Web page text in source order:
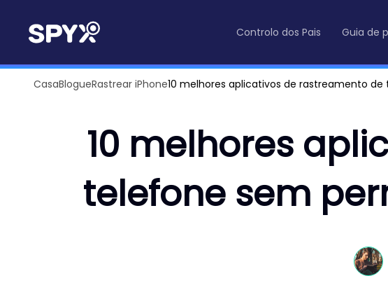
Controlo dos Pais Guia de
CasaBlogueRastrear iPhone10 melhores aplicativos de rastreamento
10 melhores
telefone sem